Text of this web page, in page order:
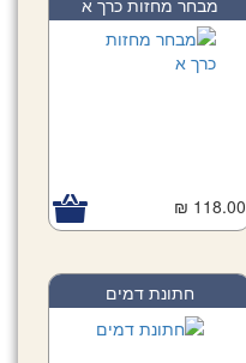
מבחר מחזות כרך א
118.00 ₪
חתונת דמים